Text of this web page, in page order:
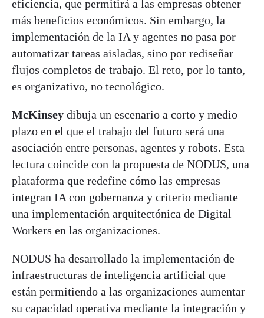
eficiencia, que permitirá a las empresas obtener
más beneficios económicos. Sin embargo, la
implementación de la IA y agentes no pasa por
automatizar tareas aisladas, sino por rediseñar
flujos completos de trabajo. El reto, por lo tanto,
es organizativo, no tecnológico.
McKinsey dibuja un escenario a corto y medio
plazo en el que el trabajo del futuro será una
asociación entre personas, agentes y robots. Esta
lectura coincide con la propuesta de NODUS, una
plataforma que redefine cómo las empresas
integran IA con gobernanza y criterio mediante
una implementación arquitectónica de Digital
Workers en las organizaciones.
NODUS ha desarrollado la implementación de
infraestructuras de inteligencia artificial que
están permitiendo a las organizaciones aumentar
su capacidad operativa mediante la integración y